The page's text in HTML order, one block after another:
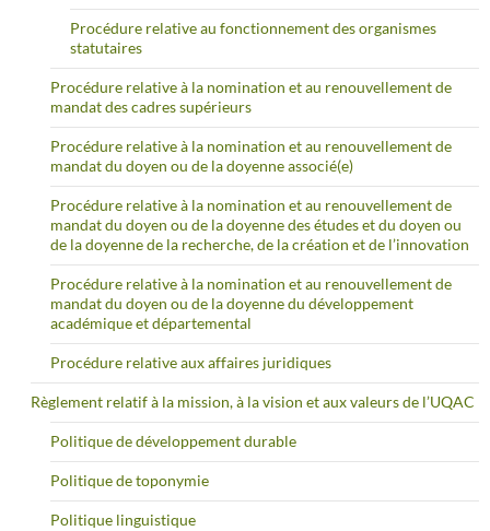
Procédure relative au fonctionnement des organismes
statutaires
Procédure relative à la nomination et au renouvellement de
mandat des cadres supérieurs
Procédure relative à la nomination et au renouvellement de
mandat du doyen ou de la doyenne associé(e)
Procédure relative à la nomination et au renouvellement de
mandat du doyen ou de la doyenne des études et du doyen ou
de la doyenne de la recherche, de la création et de l’innovation
Procédure relative à la nomination et au renouvellement de
mandat du doyen ou de la doyenne du développement
académique et départemental
Procédure relative aux affaires juridiques
Règlement relatif à la mission, à la vision et aux valeurs de l’UQAC
Politique de développement durable
Politique de toponymie
Politique linguistique